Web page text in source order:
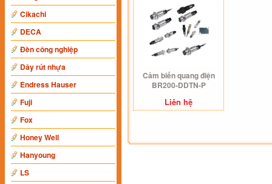
Cikachi
DECA
Đèn công nghiệp
Dây rút nhựa
Endress Hauser
Fuji
Fox
Honey Well
Hanyoung
LS
Cảm biến quang điện
BR200-DDTN-P
Liên hệ